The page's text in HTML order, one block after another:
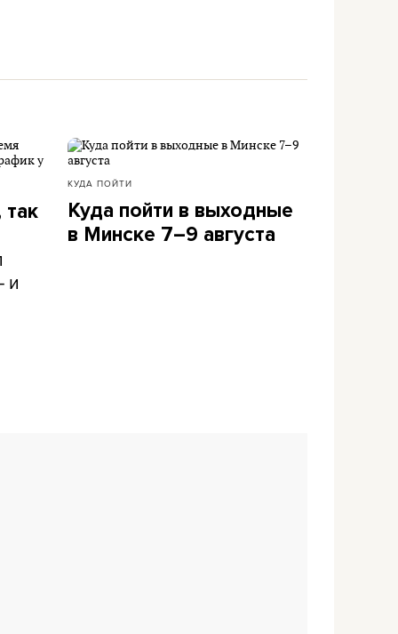
и
КУДА ПОЙТИ
Куда пойти в выходные
в Минске 7–9 августа